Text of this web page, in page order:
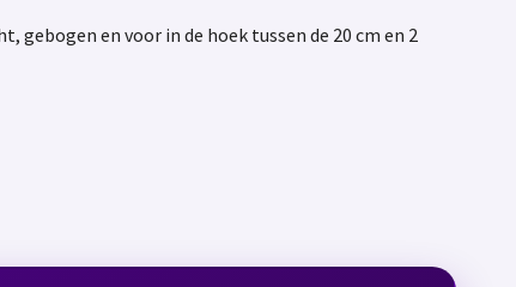
gebogen en voor in de hoek tussen de 20 cm en 2